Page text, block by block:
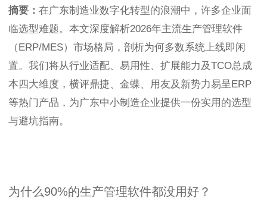
摘要： 在广东制造业数字化转型的浪潮中，许多企业面
临选型难题。本文深度解析2026年主流生产管理软件
（ERP/MES）市场格局，剖析为何多数系统上线即闲
置。我们将从行业适配、易用性、扩展能力及TCO总成
本四大维度，横评鼎捷、金蝶、用友及新势力易呈ERP
等热门产品，为广东中小制造企业提供一份实用的选型
与避坑指南。
为什么90%的生产管理软件都没用好？